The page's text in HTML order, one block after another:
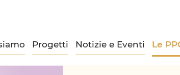
Progetti Notizie e Eventi Le